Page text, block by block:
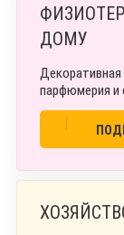
ДОМУ
Декоративная
парфюмерия и